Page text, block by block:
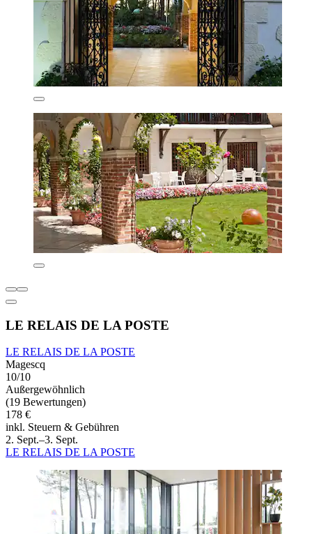
LE RELAIS DE LA POSTE
LE RELAIS DE LA POSTE
Magescq
10/10
Außergewöhnlich
(19 Bewertungen)
178 €
inkl. Steuern & Gebühren
2. Sept.–3. Sept.
LE RELAIS DE LA POSTE